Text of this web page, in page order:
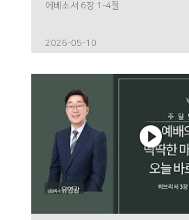
에베소서 6장 1-4절
2026-05-10